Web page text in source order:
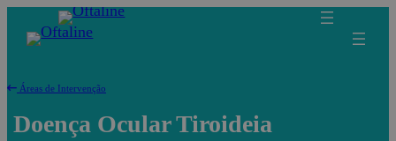
para
conteúdo
Áreas de Intervenção
Doença Ocular Tiroideia